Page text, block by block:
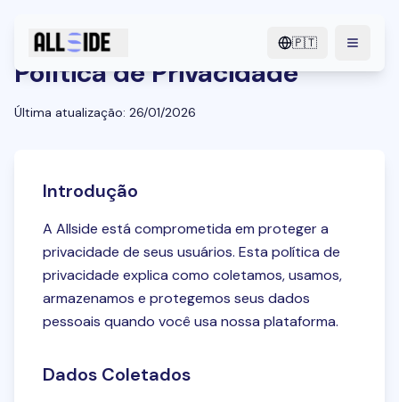
🇵🇹
Política de Privacidade
Última atualização: 26/01/2026
Introdução
A Allside está comprometida em proteger a
privacidade de seus usuários. Esta política de
privacidade explica como coletamos, usamos,
armazenamos e protegemos seus dados
pessoais quando você usa nossa plataforma.
Dados Coletados